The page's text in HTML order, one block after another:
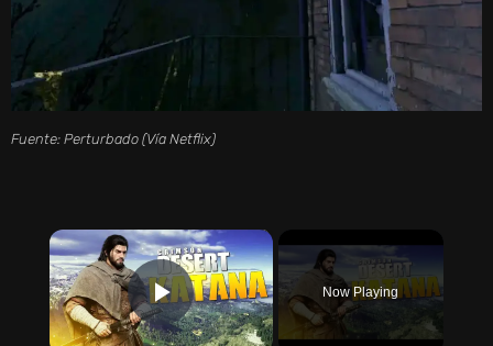
Fuente: Perturbado (Vía Netflix)
×
PLAY VIDEO
Now Playing